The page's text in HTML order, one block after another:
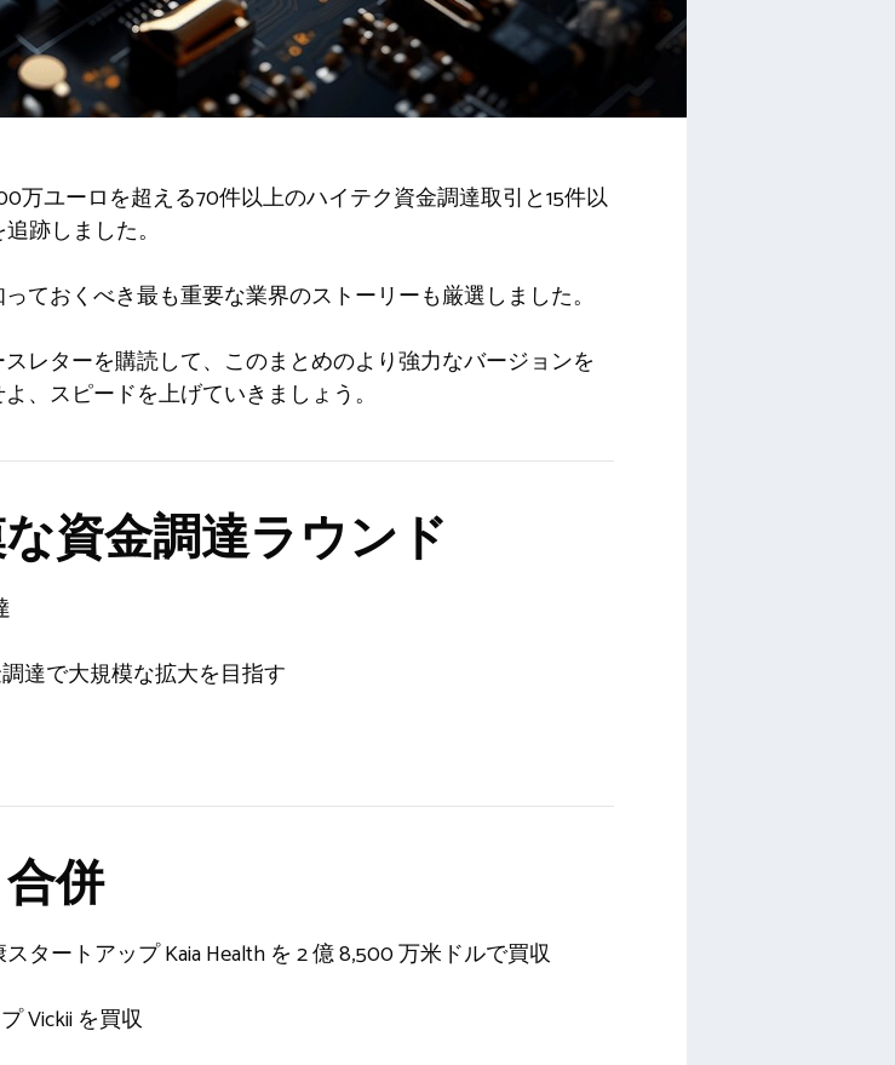
万ユーロを超える70件以上のハイテク資金調達取引と15件以
跡しました。
ておくべき最も重要な業界のストーリーも厳選しました。
レターを購読して、このまとめのより強力なバージョンを
、スピードを上げていきましょう。
資金調達ラウンド
達で大規模な拡大を目指す
併
タートアップ Kaia Health を 2 億 8,500 万米ドルで買収
Vickii を買収